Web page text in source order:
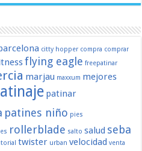
citty hopper compra comprar
flying eagle freepatinar
marjau maxxum mejores
patinar
patines niño pies
rollerblade salto salud seba
twister urban velocidad venta